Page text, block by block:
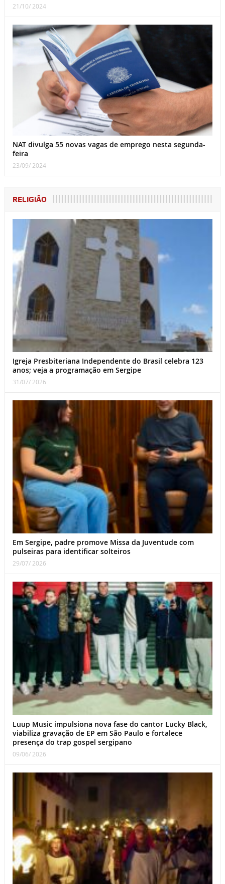
21/10/ 2024
NAT divulga 55 novas vagas de emprego nesta segunda-
feira
23/09/ 2024
RELIGIÃO
Igreja Presbiteriana Independente do Brasil celebra 123
anos; veja a programação em Sergipe
31/07/ 2026
Em Sergipe, padre promove Missa da Juventude com
pulseiras para identificar solteiros
29/07/ 2026
Luup Music impulsiona nova fase do cantor Lucky Black,
viabiliza gravação de EP em São Paulo e fortalece
presença do trap gospel sergipano
09/06/ 2026